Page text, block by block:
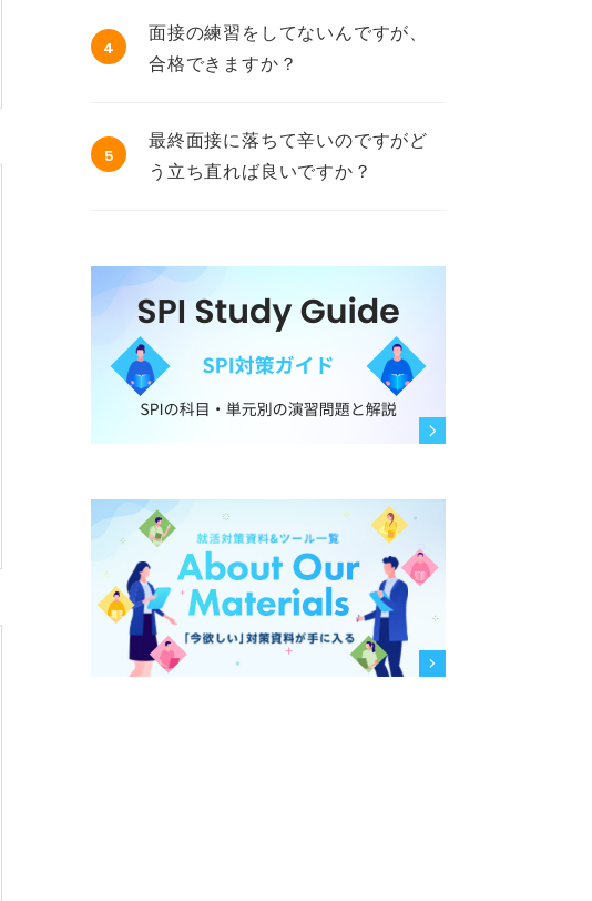
4
面接の練習をしてないんですが、
合格できますか？
5
最終面接に落ちて辛いのですがど
う立ち直れば良いですか？